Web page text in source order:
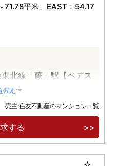
平米、EAST：54.17
北線「蕨」駅【ペデス
分】。
住宅・商業・行政一体
全413邸大規模ツインタ
読む
売主:住友不動産のマンション一覧
する